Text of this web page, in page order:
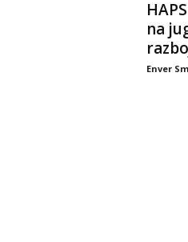
na
Enver